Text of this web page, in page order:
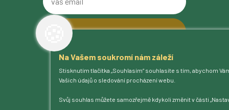
Na Vašem soukromí nám záleží
Stisknutím tlačítka „Souhlasím“ souhlasíte s tím, abychom
Vašich údajů o sledování procházení webu.
Svůj souhlas můžete samozřejmě kdykoli změnit v části
O pivovaru
Naše piva
Kam na Ferdinanda
Humnová sladovna
váš
email